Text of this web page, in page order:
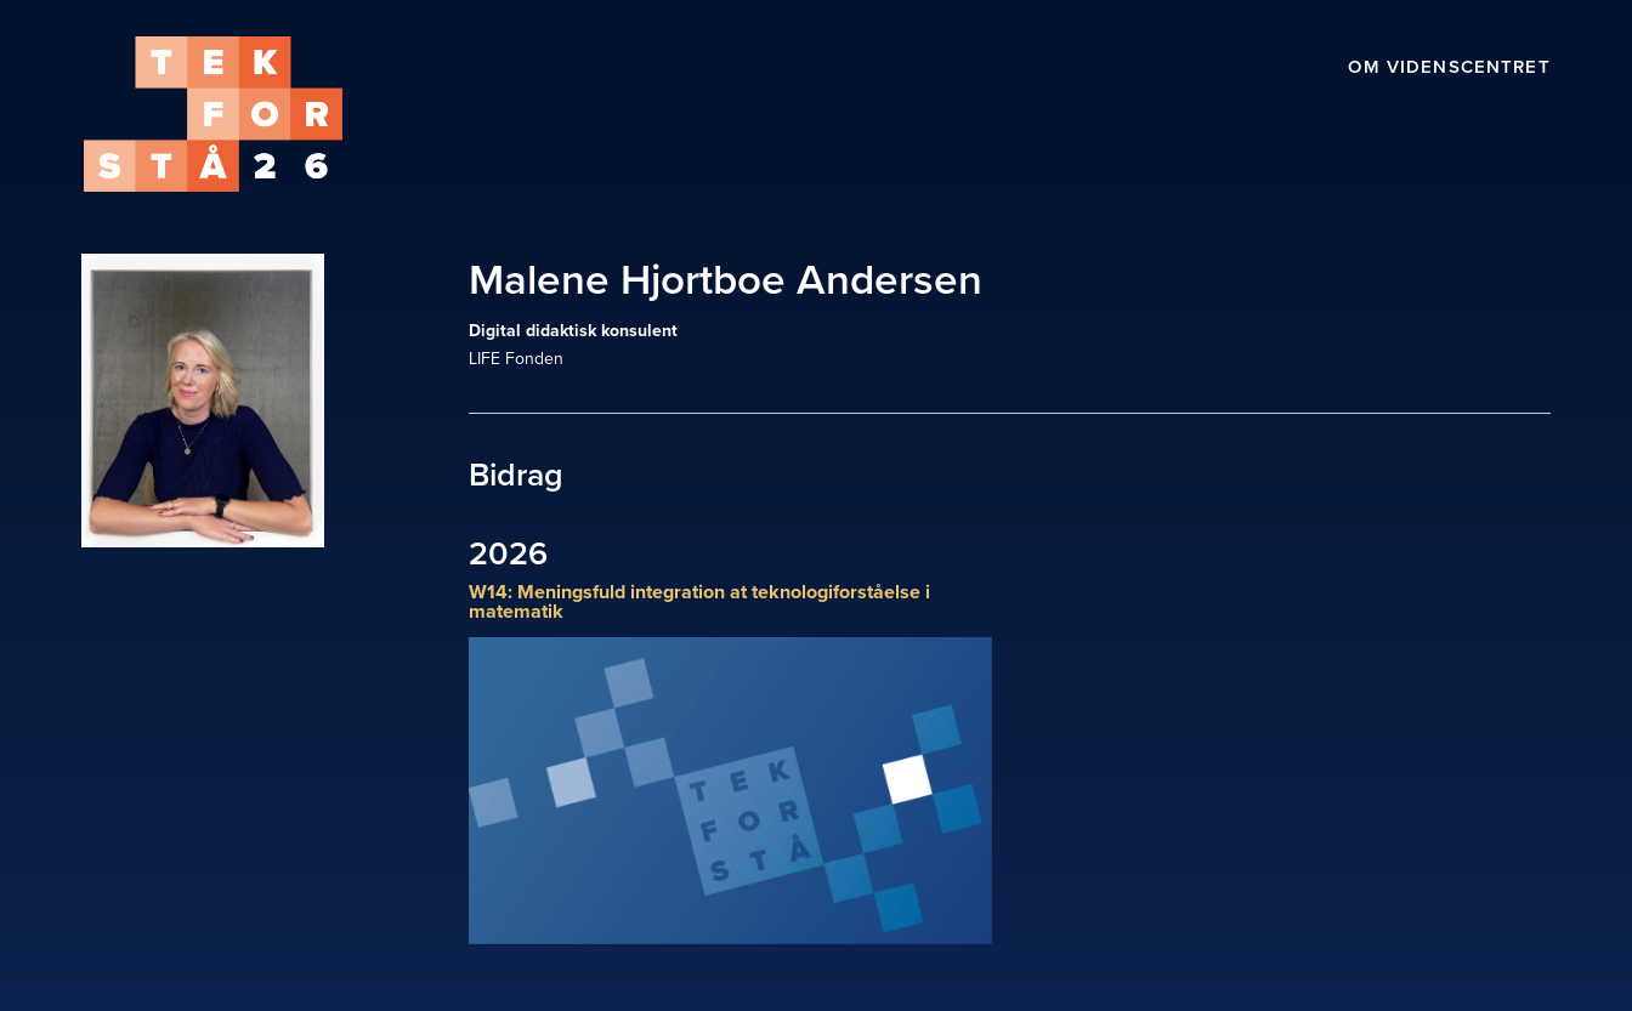
OM VIDENSCENTRET
Malene Hjortboe Andersen
Digital didaktisk konsulent
LIFE Fonden
Bidrag
2026
W14: Meningsfuld integration at teknologiforståelse i
matematik